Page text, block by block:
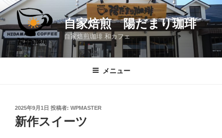
ン
テ
ン
ツ
自家焙煎 陽だまり珈琲
自家焙煎珈琲 和カフェ
メニュー
投
稿
日:
2025年9月1日 投稿者: WPMASTER
新作スイーツ